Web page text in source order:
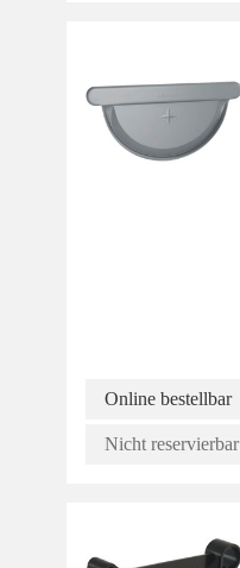
Online bestellbar
Nicht reservierbar